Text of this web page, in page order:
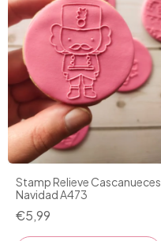
Stamp Relieve Cascanueces
Navidad A473
€5,99